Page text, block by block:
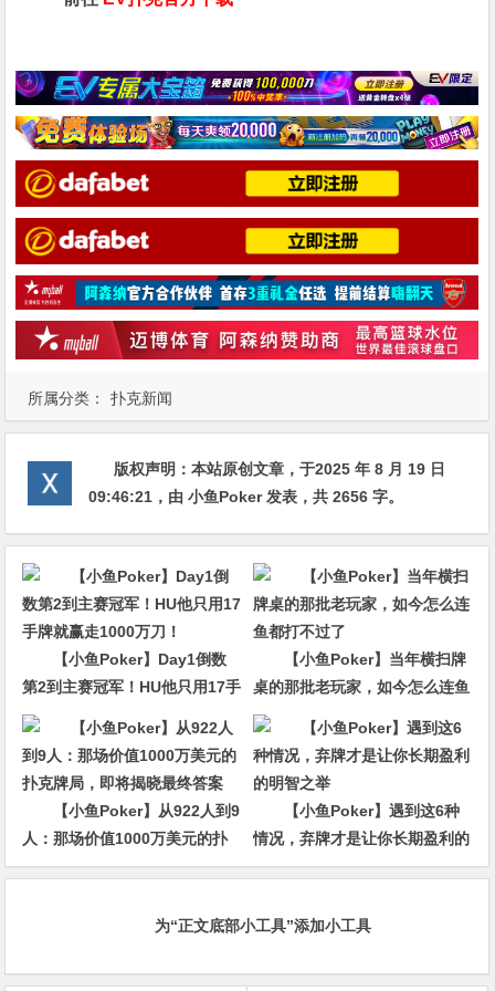
所属分类： 扑克新闻
版权声明：本站原创文章，于2025 年 8 月 19 日
09:46:21 ，由小鱼Poker发表，共 2656 字。
【小鱼Poker】Day1倒数
第2到主赛冠军！HU他只用17手
牌就赢走1000万刀！
【小鱼Poker】当年横扫牌
桌的那批老玩家，如今怎么连鱼
都打不过了
【小鱼Poker】从922人到9
人：那场价值1000万美元的扑
克牌局，即将揭晓最终答案
【小鱼Poker】遇到这6种
情况，弃牌才是让你长期盈利的
明智之举
为“正文底部小工具”添加小工具